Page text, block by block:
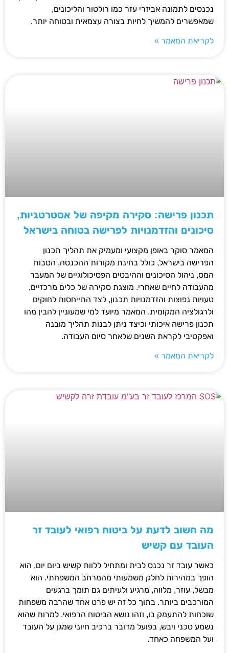
נכנסים לתמונה אביזרי עזר כמו רולטור והליכונים,
שמאפשרים להמשיך לחיות בצורה עצמאית ובטוחה יותר.
לקריאת המאמר »
תכנון פרישה: סקירה מקיפה של אסטרטגיות,
סיכונים והזדמנויות לפרישה בטוחה בישראל
המאמר סוקר באופן מקצועי ומעמיק את תהליך תכנון
הפרישה בישראל, כולל בחינת מקורות ההכנסה, הטבות
המס, ניהול הסיכונים וההיבטים הפסיכולוגיים של המעבר
מהעבודה לחיים שאחרי. מוצגת סקירה של כלים מרכזיים,
טעויות נפוצות והזדמנויות תכנון, לצד התייחסות לחוקים
ולרגולציה המקומית. המאמר מיועד למי שמעוניין להבין מהו
תכנון פרישה איכותי וכיצד ניתן לבנות תהליך מובנה
ואפקטיבי לקראת השנים שלאחר סיום העבודה.
לקריאת המאמר »
מה חשוב לדעת על ביטוח רפואי לעובד זר
העובד עם קשיש
כאשר עובד זר נכנס לבית ומתחיל ללוות קשיש ביום יום, הוא
הופך במהירות לחלק משמעותי מהמרחב המשפחתי. הוא
מבשל, עוזר, מלווה, מרגיע ולעיתים גם תומך ברגעים
המורכבים ביותר. בתוך כל זה יש פרט אחד שהרבה משפחות
שוכחות להתעמק בו, וזהו נושא הביטוח הרפואי. למרות שהוא
נשמע טכני ויבש, בפועל מדובר ברכיב חיוני שמגן על העובד
ועל המשפחה כאחד.